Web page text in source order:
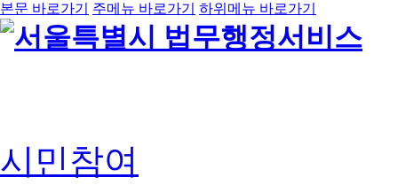
본문 바로가기 주메뉴 바로가기 하위메뉴 바로가기
시민참여